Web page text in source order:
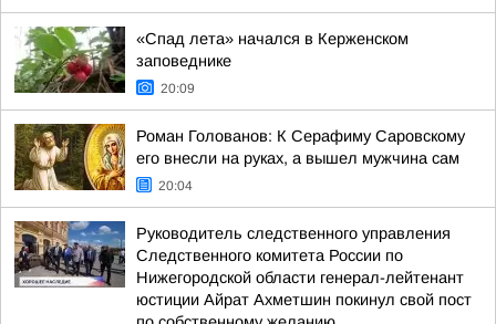
«Спад лета» начался в Керженском
заповеднике
20:09
Роман Голованов: К Серафиму Саровскому
его внесли на руках, а вышел мужчина сам
20:04
Руководитель следственного управления
Следственного комитета России по
Нижегородской области генерал-лейтенант
юстиции Айрат Ахметшин покинул свой пост